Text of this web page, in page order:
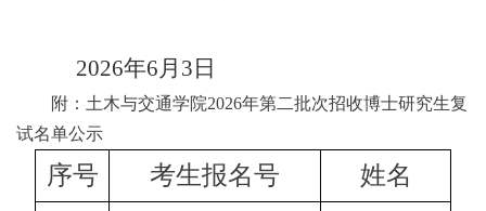
2026年6月3日
附：土木与交通学院2026年第二批次招收博士研究生复
试名单公示
序号 考生报名号 姓名